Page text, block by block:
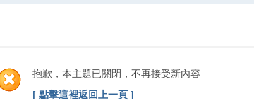
抱歉，本主題已關閉，不再接受新內容
[ 點擊這裡返回上一頁 ]